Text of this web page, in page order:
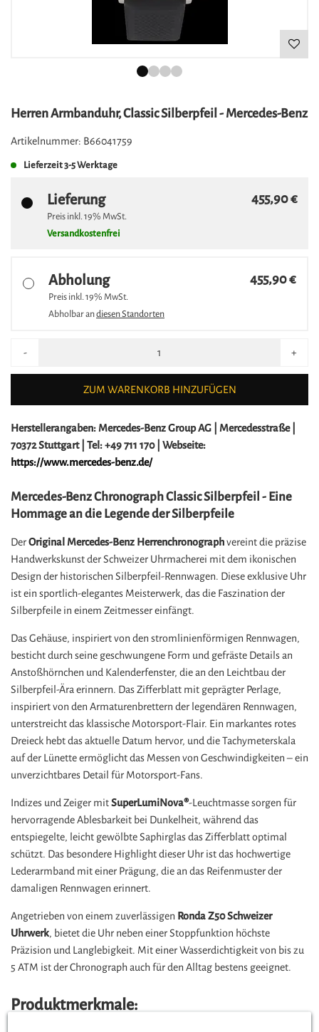
Herren Armbanduhr, Classic Silberpfeil - Mercedes-Benz
Artikelnummer: B66041759
Lieferzeit3-5 Werktage
Lieferung
Preis inkl.19% MwSt.
Versandkostenfrei
455,90 €
Abholung
Preis inkl.19% MwSt.
Abholbar andiesen Standorten
455,90 €
- +
ZUM WARENKORB HINZUFÜGEN
Herstellerangaben: Mercedes-Benz Group AG | Mercedesstraße |
70372 Stuttgart | Tel: +49 711 170 | Webseite:
https://www.mercedes-benz.de/
Mercedes-Benz Chronograph Classic Silberpfeil - Eine
Hommage an die Legende der Silberpfeile
DerOriginal Mercedes-Benz Herrenchronographvereint die präzise
Handwerkskunst der Schweizer Uhrmacherei mit dem ikonischen
Design der historischen Silberpfeil-Rennwagen. Diese exklusive Uhr
ist ein sportlich-elegantes Meisterwerk, das die Faszination der
Silberpfeile in einem Zeitmesser einfängt.
Das Gehäuse, inspiriert von den stromlinienförmigen Rennwagen,
besticht durch seine geschwungene Form und gefräste Details an
Anstoßhörnchen und Kalenderfenster, die an den Leichtbau der
Silberpfeil-Ära erinnern. Das Zifferblatt mit geprägter Perlage,
inspiriert von den Armaturenbrettern der legendären Rennwagen,
unterstreicht das klassische Motorsport-Flair. Ein markantes rotes
Dreieck hebt das aktuelle Datum hervor, und die Tachymeterskala
auf der Lünette ermöglicht das Messen von Geschwindigkeiten – ein
unverzichtbares Detail für Motorsport-Fans.
Indizes und Zeiger mitSuperLumiNova®-Leuchtmasse sorgen für
hervorragende Ablesbarkeit bei Dunkelheit, während das
entspiegelte, leicht gewölbte Saphirglas das Zifferblatt optimal
schützt. Das besondere Highlight dieser Uhr ist das hochwertige
Lederarmband mit einer Prägung, die an das Reifenmuster der
damaligen Rennwagen erinnert.
Angetrieben von einem zuverlässigen Ronda Z50 Schweizer
Uhrwerk, bietet die Uhr neben einer Stoppfunktion höchste
Präzision und Langlebigkeit. Mit einer Wasserdichtigkeit von bis zu
5 ATM ist der Chronograph auch für den Alltag bestens geeignet.
Produktmerkmale: